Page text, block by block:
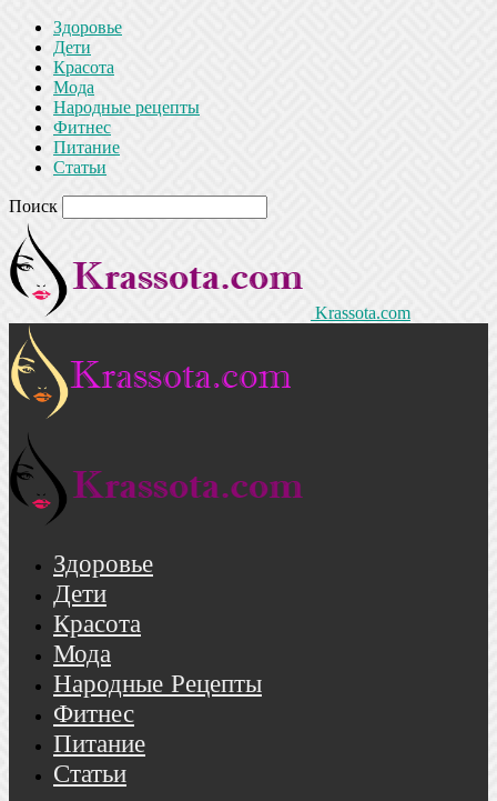
Здоровье
Дети
Красота
Мода
Народные рецепты
Фитнес
Питание
Статьи
Поиск
Krassota.com
Здоровье
Дети
Красота
Мода
Народные Рецепты
Фитнес
Питание
Статьи